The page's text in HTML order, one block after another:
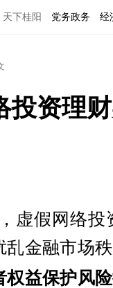
天下桂阳 党务政务 经
投资理
虚假网络
乱金融市场
权益保护风